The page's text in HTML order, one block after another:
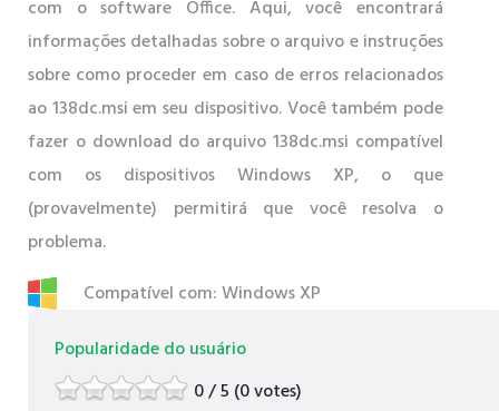
com o software Office. Aqui, você encontrará
informações detalhadas sobre o arquivo e instruções
sobre como proceder em caso de erros relacionados
ao 138dc.msi em seu dispositivo. Você também pode
fazer o download do arquivo 138dc.msi compatível
com os dispositivos Windows XP, o que
(provavelmente) permitirá que você resolva o
problema.
Compatível com: Windows XP
Popularidade do usuário
0 / 5 (0 votes)